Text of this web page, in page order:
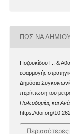
ΠΏΣ ΝΑ
Ποζουκίδου Γ., &
εφαρμογής
Δημόσια
περίπτωση του
Πολεοδομίας και
https://doi.org/